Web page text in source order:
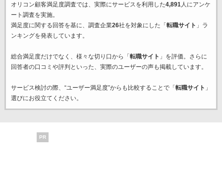
オリコン顧客満足度調査では、実際にサービスを利用した4,891人にアンケ
ート調査を実施。
満足度に関する回答を基に、調査企業26社を対象にした「 転職サイト 」ラ
ンキングを発表しています。
総合満足度だけでなく、様々な切り口から「 転職サイト 」を評価。さらに
回答者の口コミや評判といった、実際のユーザーの声も掲載しています。
サービス検討の際、“ユーザー満足度”からも比較することで「 転職サイト 」
選びにお役立てください。
PR